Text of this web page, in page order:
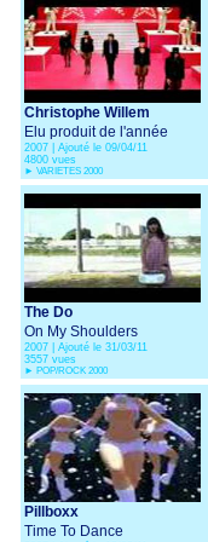
Christophe Willem
Elu produit de l'année
2007 | Ajouté le 09/04/11
4800 vues
► VARIETES 2000
The Do
On My Shoulders
2007 | Ajouté le 31/03/11
3557 vues
► POP/ROCK 2000
Pillboxx
Time To Dance